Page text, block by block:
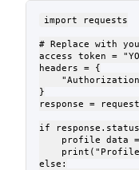
import requests
# Replace with
access_token =
headers = {
}
response =
if
profile_data
else: